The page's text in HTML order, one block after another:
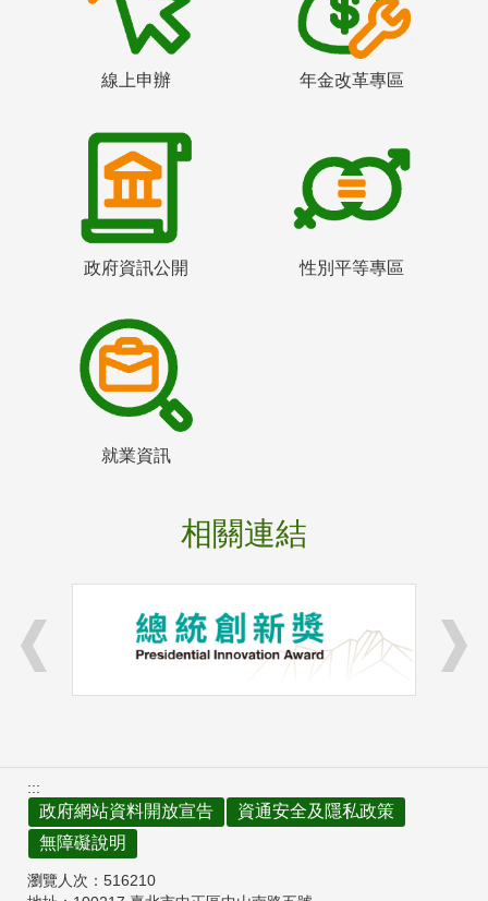
線上申辦 年金改革專區
政府資訊公開 性別平等專區
就業資訊
相關連結
:::
政府網站資料開放宣告
資通安全及隱私政策
無障礙說明
瀏覽人次： 516210